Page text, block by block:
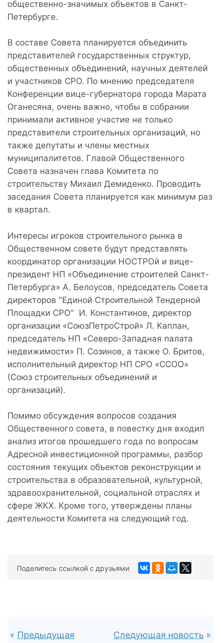
общественно-значимых объектов в Санкт-
Петербурге.
В составе Совета планируется объединить
представителей государственных структур,
общественных объединений, научных деятелей
и участников СРО. По мнению председателя
Конференции вице-губернатора города Марата
Оганесяна, очень важно, чтобы в собрании
принимали активное участие не только
представители строительных организаций, но
также депутаты и члены местных
муниципалитетов. Главой Общественного
Совета назначен глава Комитета по
строительству Михаил Демиденко. Проводить
заседания Совета планируется как минимум раз
в квартал.
Интересы игроков строительного рынка в
Общественном совете будут представлять
координатор организации НОСТРОй и вице-
президент НП «Объединение строителей Санкт-
Петербурга» А. Белоусов, председатель Совета
директоров "Единой Строительной Тендерной
Площадки СРО" И. Константинов, директор
организации «СоюзПетроСтрой» Л. Каплан,
председатель НП «Северо-Западная палата
недвижимости» П. Созинов, а также О. Бритов,
исполнительный директор НП СРО «ССОО»
(Союз строительных объединений и
организаций).
Помимо обсуждения вопросов создания
Общественного совета, в повестку дня входил
анализ итогов прошедшего года по вопросам
Адресной инвестиционной программы, разбор
состояния текущих объектов реконструкции и
строительства в образовательной, культурной,
здравоохранительной, социальной отраслях и
сфере ЖКХ. Кроме того, утверждены планы
деятельности Комитета на следующий год.
Поделитесь ссылкой с друзьями
Предыдущая
Следующая новость